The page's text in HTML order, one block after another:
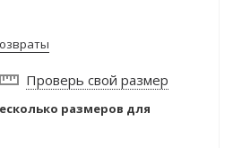
Проверь свой размер
размеров для